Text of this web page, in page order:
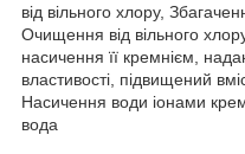
від вільного хлору,
Очищення від вільного
насичення її кремнієм,
властивості, підвищений
Насичення води іонами
вода